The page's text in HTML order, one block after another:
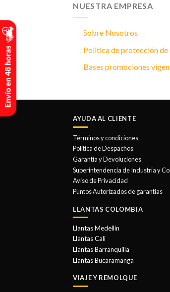
NUESTRA EMPRESA
Sobre Nosotros
Politica de protección de
Bases promociones
AYUDA AL CLIENTE
Términos y condiciones
Política de Despachos
Garantía y Devoluciones
Superintendencia de Industria y
Aviso de Privacidad
Puntos Autorizados de garantias
LLANTAS COLOMBIA
Llantas Medellin
Llantas Cali
Llantas Barranquilla
Llantas Bucaramanga
VIAJE Y REMOLQUE